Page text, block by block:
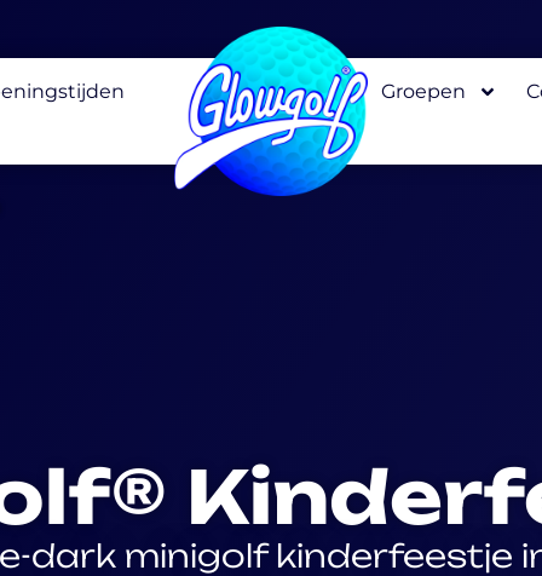
Groepen
dark minigolf kinderfeestje